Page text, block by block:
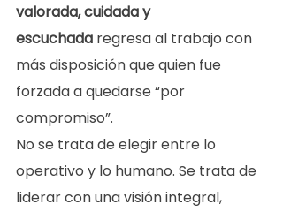
valorada, cuidada y
escuchada regresa al trabajo con
más disposición que quien fue
forzada a quedarse “por
compromiso”.
No se trata de elegir entre lo
operativo y lo humano. Se trata de
liderar con una visión integral,